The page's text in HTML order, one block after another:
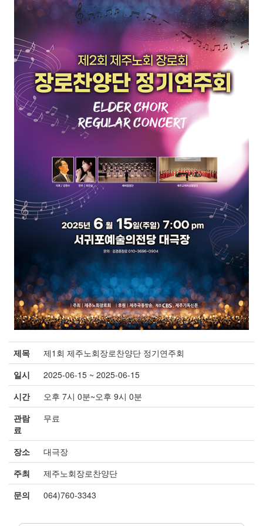
회
제
주
노
회
장
로
찬
양
단
정
기
제목
제1회 제주노회장로찬양단 정기연주회
일시
2025-06-15 ~ 2025-06-15
시간
오후 7시 0분~오후 9시 0분
관람
료
무료
장소
대극장
주최
제주노회장로찬양단
문의
064)760-3343